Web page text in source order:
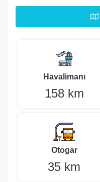
Havalimanı
158 km
Otogar
35 km